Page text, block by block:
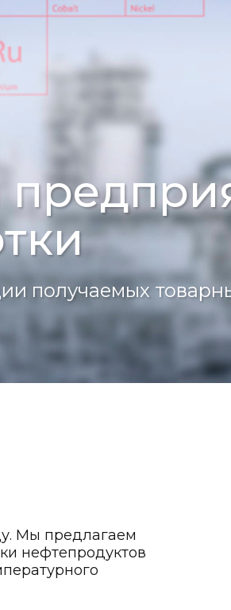
получаемых
Мы предлагаем
нефтепродуктов